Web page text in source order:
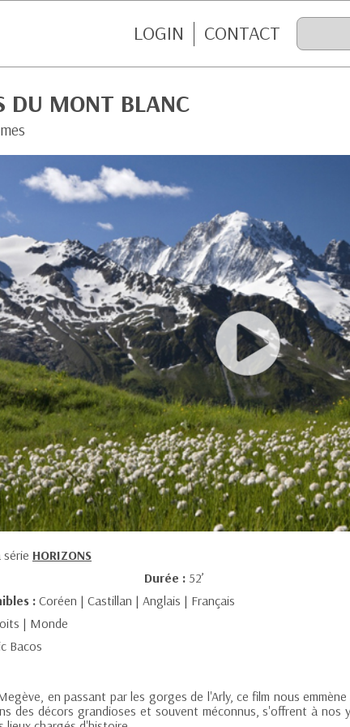
LOGIN CONTACT
DU MONT BLANC
série HORIZONS
Durée : 52’
:Coréen | Castillan | Anglais | Français
| Monde
Bacos
en passant par les gorges de l'Arly, ce film nous
des décors grandioses et souvent méconnus, s'offrent à nos